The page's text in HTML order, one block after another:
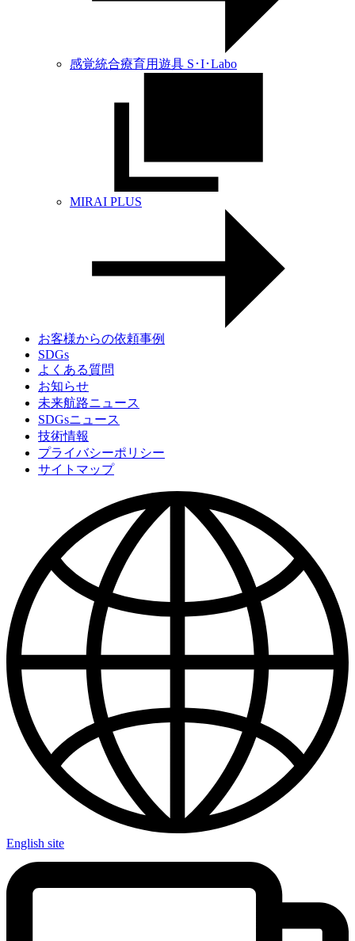
感覚統合療育用遊具 S･I･Labo
MIRAI PLUS
お客様からの依頼事例
SDGs
よくある質問
お知らせ
未来航路ニュース
SDGsニュース
技術情報
プライバシーポリシー
サイトマップ
English site